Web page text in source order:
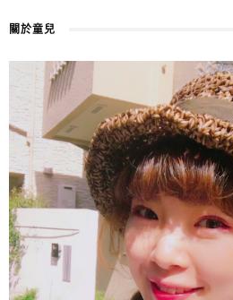
關於童兒